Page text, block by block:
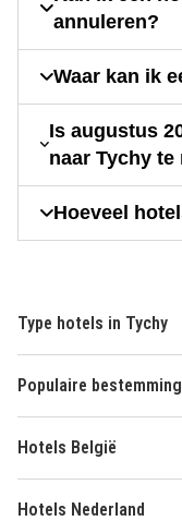
annuleren?
Waar kan ik
Is augustus
naar Tychy te
Hoeveel
Type hotels in Tychy
Populaire
Hotels België
Hotels Nederland